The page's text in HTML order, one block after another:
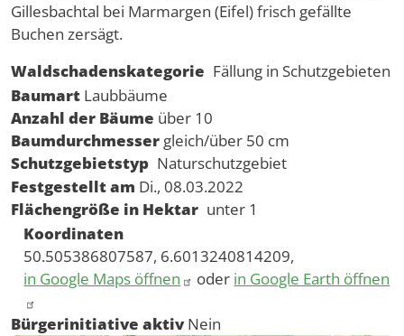
Gillesbachtal bei Marmargen (Eifel) frisch gefällte
Buchen zersägt.
Waldschadenskategorie Fällung in Schutzgebieten
Baumart Laubbäume
Anzahl der Bäume über 10
Baumdurchmesser gleich/über 50 cm
Schutzgebietstyp Naturschutzgebiet
Festgestellt am Di., 08.03.2022
Flächengröße in Hektar unter 1
Koordinaten
50.505386807587, 6.6013240814209,
in Google Maps öffnen
oder in Google Earth öffnen
Bürgerinitiative aktiv Nein